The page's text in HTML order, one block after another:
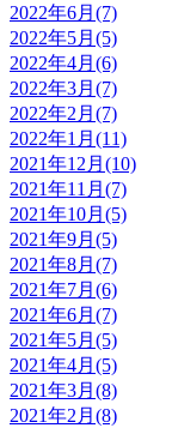
2022年6月(7)
2022年5月(5)
2022年4月(6)
2022年3月(7)
2022年2月(7)
2022年1月(11)
2021年12月(10)
2021年11月(7)
2021年10月(5)
2021年9月(5)
2021年8月(7)
2021年7月(6)
2021年6月(7)
2021年5月(5)
2021年4月(5)
2021年3月(8)
2021年2月(8)